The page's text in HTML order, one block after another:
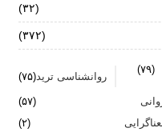
در روان‌شناسی
و آسیب‌ها
(۳۲)
(۳۷۲)
(۷۹)
روانشناسی ترید(۷۵)
(۵۷)
(۲)